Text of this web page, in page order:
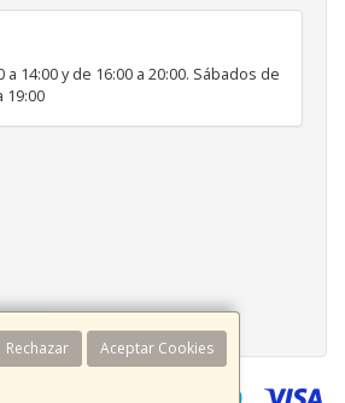
Rechazar Aceptar Cookies
14:00 y de 16:00 a 20:00. Sábados de
19:00